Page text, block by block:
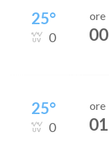
25°
0
ore
00
25°
0
ore
01